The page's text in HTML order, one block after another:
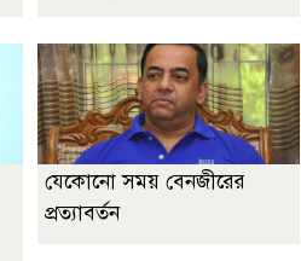
যেকোনো সময় বেনজীরের
প্রত্যাবর্তন